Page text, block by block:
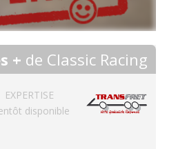
+ de Classic Racing
EXPERTISE
disponible